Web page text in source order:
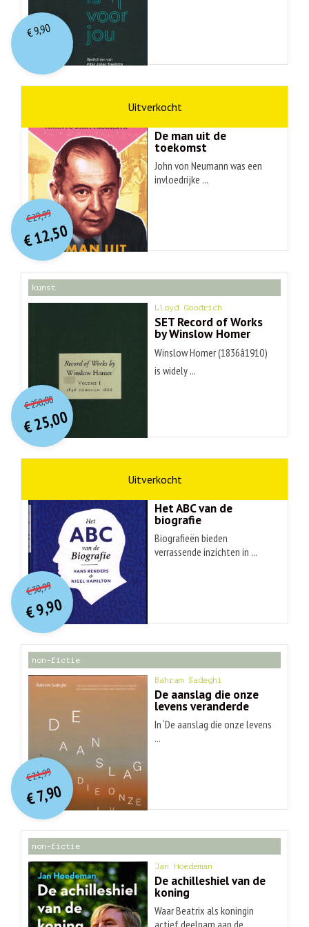
€9,90
De man uit de
toekomst
John von Neumann was een
invloedrijke ...
€29,99O
orspr
onkelijke
prijs
was:
€ 29,99.
€12,50
Huidige
prijs
is:€ 12,50.
kunst
Lloyd Goodrich
SET Record of Works
by Winslow Homer
Winslow Homer (1836â1910)
is widely ...
€250,00O
orspr
onkelijke
prijs
was:
€ 250,00.
€25,00
Huidige
prijs
is:
€ 25,00.
Het ABC van de
biografie
Biografieën bieden
verrassende inzichten in ...
€30,99O
orspr
onkelijke
prijs
was:
€ 30,99.
€9,90
Huidige
prijs
is:
€ 9,90.
non-fictie
Bahram Sadeghi
De aanslag die onze
levens veranderde
In ‘De aanslag die onze levens
...
€21,99O
orspr
onkelijke
prijs
was:
€ 21,99.
€7,90
Huidige
prijs
is:
€ 7,90.
non-fictie
Jan Hoedeman
De achilleshiel van de
koning
Waar Beatrix als koningin
actief deelnam aan de ...